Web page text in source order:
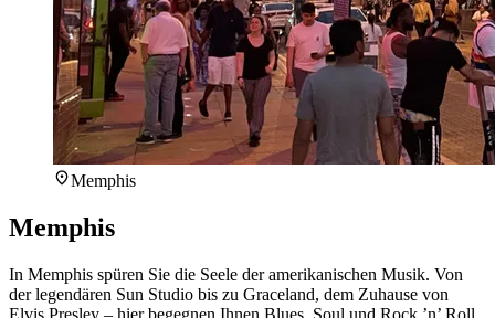
Memphis
Memphis
In Memphis spüren Sie die Seele der amerikanischen Musik. Von
der legendären Sun Studio bis zu Graceland, dem Zuhause von
Elvis Presley – hier begegnen Ihnen Blues, Soul und Rock ’n’ Roll